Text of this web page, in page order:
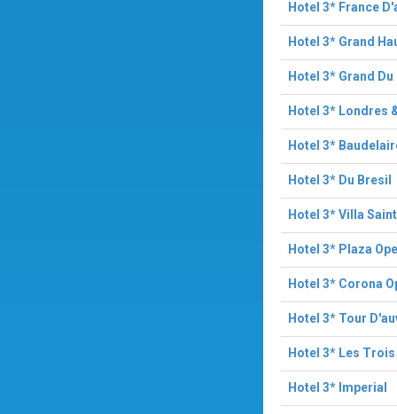
Hotel 3* France
Hotel 3* Grand
Hotel 3* Grand Du
Hotel 3* Londres
Hotel 3*
Hotel 3* Du Bresil
Hotel 3* Villa
Hotel 3* Plaza
Hotel 3* Corona
Hotel 3* Tour
Hotel 3* Les
Hotel 3* Imperial